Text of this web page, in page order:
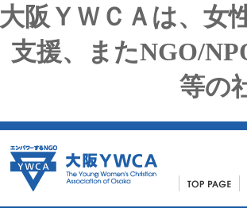
大阪ＹＷＣＡは、女
支援、またNGO/
等の